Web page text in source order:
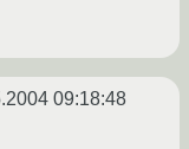
09:18:48